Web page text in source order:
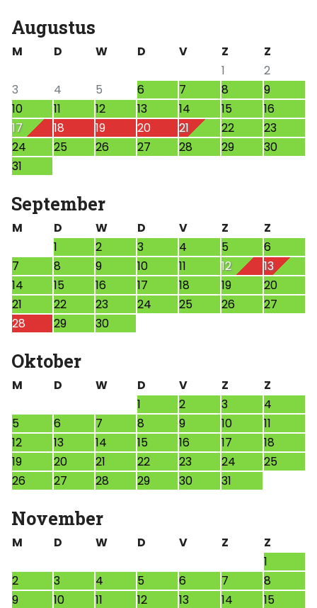
Augustus
M D W D V Z
Z
1
2
3
4 5 6 7 8
9
10
11 12 13 14 15
16
17
18 19 20 21 22
23
24
25 26 27 28 29
30
31
September
M D W D V Z
Z
1
2 3 4 5
6
7
8 9 10 11 12
13
14
15 16 17 18 19
20
21
22 23 24 25 26
27
28
29 30
Oktober
M D W D V Z
Z
1
2 3
4
5
6 7 8 9 10
11
12
13 14 15 16 17
18
19
20 21 22 23 24
25
26
27 28 29 30 31
November
M D W D V Z
Z
1
2
3 4 5 6 7
8
9
10 11 12 13 14 15